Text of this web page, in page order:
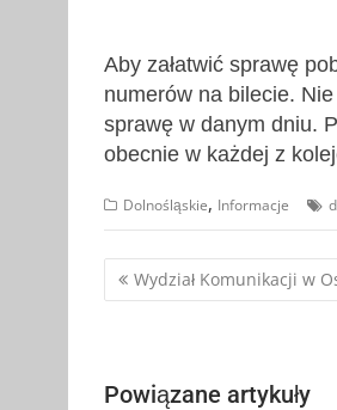
Aby załatwić sprawę
numerów na bilecie.
sprawę w danym dniu.
obecnie w każdej z
Dolnośląskie, Informacje
Nawigacja
Wydział Komunikacji w
Powiązane artykuły